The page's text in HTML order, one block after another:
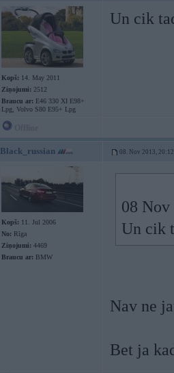
Kopš: 14. May 2011
Ziņojumi: 2512
Braucu ar: E46 330 XI E98+
Lpg, Volvo S80 E95+ Lpg
Un cik
Black_russian 08. Nov 2013, 20:12
Kopš: 11. Jul 2006
No: Rīga
Ziņojumi: 4469
Braucu ar: BMW
08
Un cik
Nav ne
Bet ja